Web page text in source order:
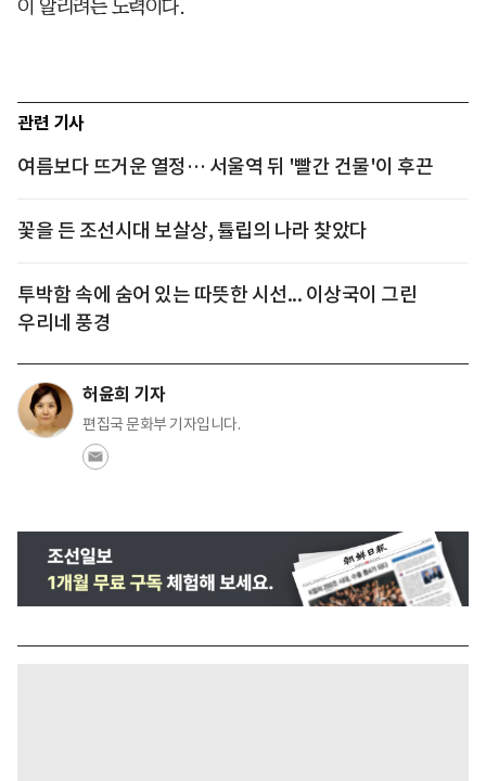
이 알리려는 노력이다.
관련 기사
여름보다 뜨거운 열정… 서울역 뒤 '빨간 건물'이 후끈
꽃을 든 조선시대 보살상, 튤립의 나라 찾았다
투박함 속에 숨어 있는 따뜻한 시선... 이상국이 그린
우리네 풍경
허윤희 기자
편집국 문화부 기자입니다.